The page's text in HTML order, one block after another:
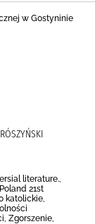
w Gostyninie
literature.,
21st
katolickie,
Zgorszenie,